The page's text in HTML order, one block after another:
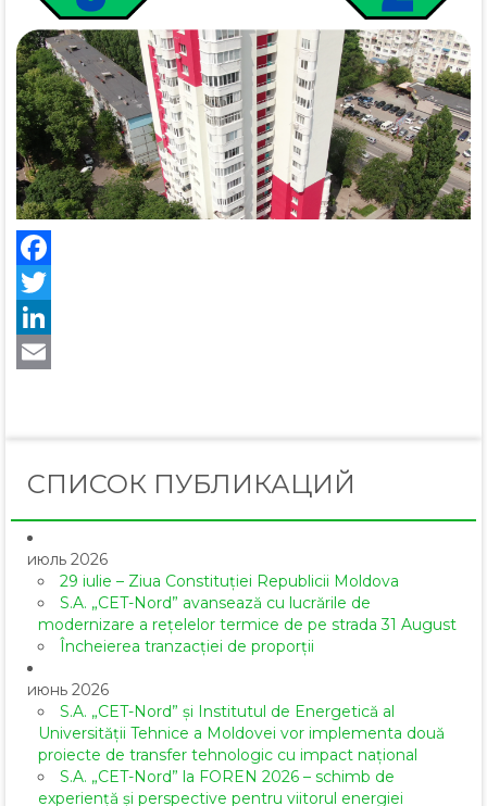
СПИСОК ПУБЛИКАЦИЙ
июль 2026
29 iulie – Ziua Constituției Republicii Moldova
S.A. „CET-Nord” avansează cu lucrările de
modernizare a rețelelor termice de pe strada 31 August
Încheierea tranzacției de proporții
июнь 2026
S.A. „CET-Nord” și Institutul de Energetică al
Universității Tehnice a Moldovei vor implementa două
proiecte de transfer tehnologic cu impact național
S.A. „CET-Nord” la FOREN 2026 – schimb de
experiență și perspective pentru viitorul energiei